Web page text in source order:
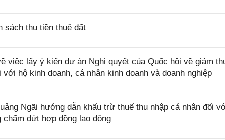
sách thu tiền thuê đất
việc lấy ý kiến dự án Nghị quyết của Quốc hội về giảm
hộ kinh doanh, cá nhân kinh doanh và doanh nghiệp
Ngãi hướng dẫn khấu trừ thuế thu nhập cá nhân đối
dứt hợp đồng lao động